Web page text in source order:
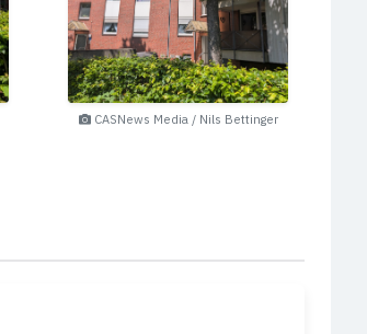
CASNews Media / Nils Bettinger